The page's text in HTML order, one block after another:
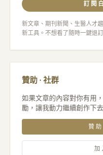
訂閱
新文章、期刊新聞、生醫人才
新工具。不想看了隨時一鍵退訂
贊助 · 社群
如果文章的內容對你有用
勵，讓我動力繼續創作下去
贊
加